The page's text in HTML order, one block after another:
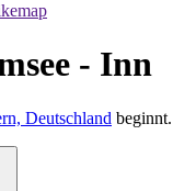
- Inn
Deutschland beginnt.